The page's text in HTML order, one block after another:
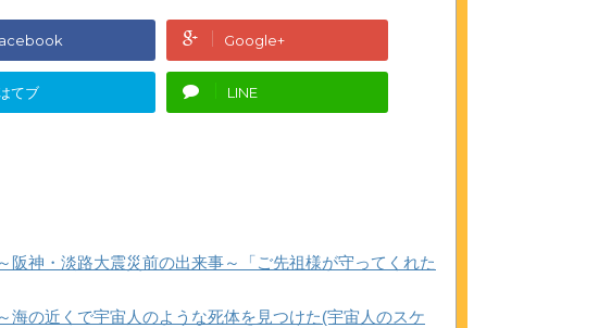
Google+
てブ LINE
阪神・淡路大震災前の出来事～「ご先祖様が守ってくれた
海の近くで宇宙人のような死体を見つけた(宇宙人のスケ